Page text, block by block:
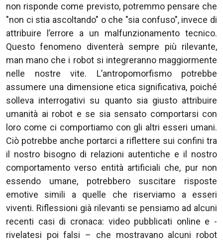
non risponde come previsto, potremmo pensare che
"non ci stia ascoltando" o che "sia confuso", invece di
attribuire l’errore a un malfunzionamento tecnico.
Questo fenomeno diventerà sempre più rilevante,
man mano che i robot si integreranno maggiormente
nelle nostre vite. L’antropomorfismo potrebbe
assumere una dimensione etica significativa, poiché
solleva interrogativi su quanto sia giusto attribuire
umanità ai robot e se sia sensato comportarsi con
loro come ci comportiamo con gli altri esseri umani.
Ciò potrebbe anche portarci a riflettere sui confini tra
il nostro bisogno di relazioni autentiche e il nostro
comportamento verso entità artificiali che, pur non
essendo umane, potrebbero suscitare risposte
emotive simili a quelle che riserviamo a esseri
viventi. Riflessioni già rilevanti se pensiamo ad alcuni
recenti casi di cronaca: video pubblicati online e -
rivelatesi poi falsi – che mostravano alcuni robot